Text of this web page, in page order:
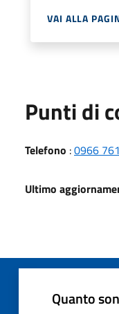
VAI ALLA
Punti di
Telefono :0966
Ultimo
Quanto